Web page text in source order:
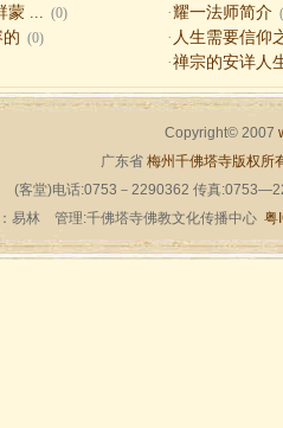
蒙 ... (0) ·耀一法师简介
(0) · 人生需要信仰
·禅宗的安详人
Copyright© 2007
广东省 梅州千佛塔寺版权所
(客堂)电话:0753－2290362 传真
易林管理:千佛塔寺佛教文化传播中心 粤